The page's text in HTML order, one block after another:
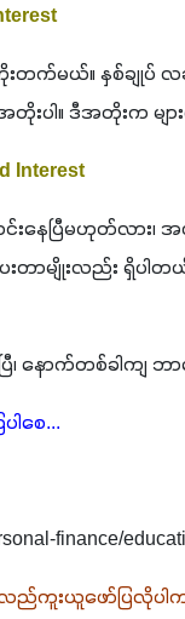
းတက်မယ်။ နှစ်ချု
ါ။ ဒီအတိုးက များ
Interest
နေပြီမဟုတ်လား၊
ာမျိုးလည်း ရှိပါတယ်
နောက်တစ်ခါကျ ဘ
ါစေ...
finance/
န်လည်ကူးယူဖော်ပြလိုပါ